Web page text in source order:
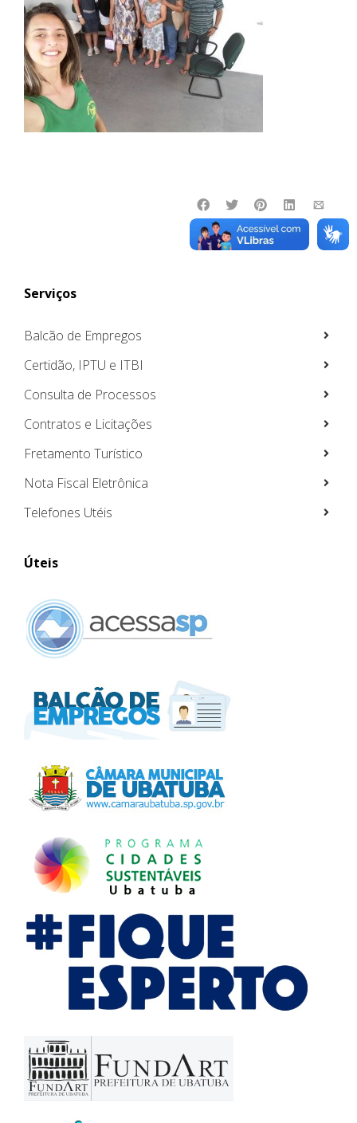
Serviços
Balcão de Empregos
Certidão, IPTU e ITBI
Consulta de Processos
Contratos e Licitações
Fretamento Turístico
Nota Fiscal Eletrônica
Telefones Utéis
Úteis